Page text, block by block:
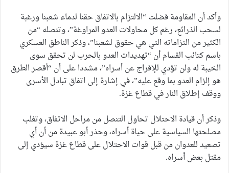
وأكد أن المقاومة فضلت “الالتزام بالاتفاق حقنا لدماء شعبنا ورغبة
لسحب الذرائع، رغم كل محاولات العدو المراوغة”، وتنصله “من
الكثير من التزاماته التي هي حقوق لشعبنا”، وذكر الناطق العسكري
باسم كتائب القسام أن “تهديدات العدو بالحرب لن تحقق سوى
الخيبة له ولن تؤدي للإفراج عن أسراه”، مشددا على أن “أقصر الطرق
هو إلزام العدو بما وقع عليه”، في إشارة إلى اتفاق تبادل الأسرى
ووقف إطلاق النار في قطاع غزة.
وذكر أن قيادة الاحتلال تحاول التنصل من مراحل الاتفاق، وتغلب
مصلحتها السياسية على حياة أسراه، وحذر أبو عبيدة من أن أي
تصعيد للعدوان من قبل قوات الاحتلال على قطاع غزة سيؤدي إلى
مقتل بعض أسراه.